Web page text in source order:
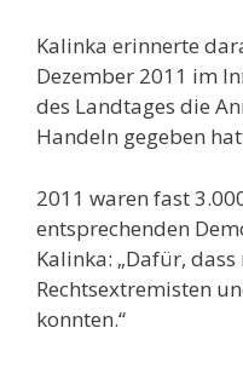
Kalinka erinnerte
Dezember 2011 im
des Landtages die
Handeln gegeben
2011 waren fast
entsprechenden
Kalinka: „Dafür,
Rechtsextremisten
konnten.“